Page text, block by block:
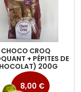
CHOCO CROQ
+ PÉPITES DE
200G
Prix
8,00 €